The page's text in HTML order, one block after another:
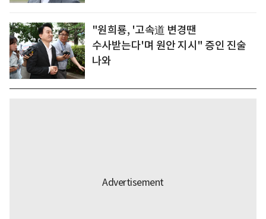
"원희룡, '고속道 변경땐
수사받는다'며 원안 지시" 증인 진술
나와